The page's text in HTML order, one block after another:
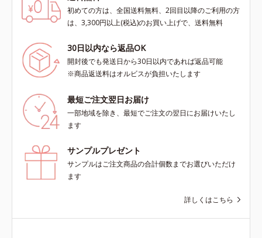
初めての方は、全国送料無料、2回目以降のご利用の方
は、3,300円以上(税込)のお買い上げで、送料無料
30日以内なら返品OK
開封後でも発送日から30日以内であれば返品可能
※商品返送料はオルビスが負担いたします
最短ご注文翌日お届け
一部地域を除き、最短でご注文の翌日にお届けいたし
ます
サンプルプレゼント
サンプルはご注文商品の合計個数までお選びいただけ
ます
詳しくはこちら